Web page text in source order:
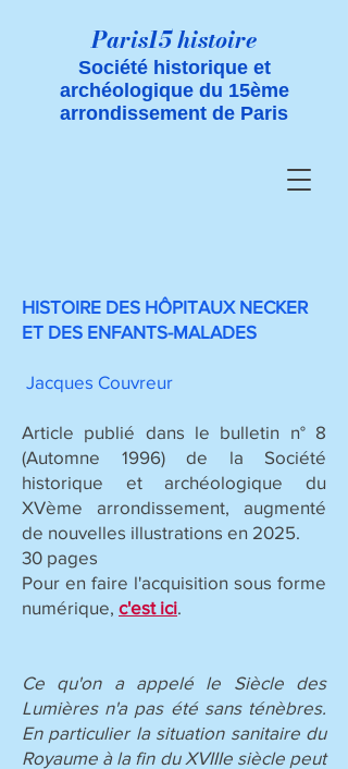
Paris15 histoire
Société historique et
archéologique du 15ème
arrondissement de Paris
HISTOIRE DES HÔPITAUX NECKER
ET DES ENFANTS-MALADES
Jacques Couvreur
Article publié dans le bulletin n° 8
(Automne 1996) de la Société
historique et archéologique du
XVème arrondissement, augmenté
de nouvelles illustrations en 2025.
30 pages
Pour en faire l'acquisition sous forme
numérique, c'est ici.
Ce qu'on a appelé le Siècle des
Lumières n'a pas été sans ténèbres.
En particulier la situation sanitaire du
Royaume à la fin du XVIIIe siècle peut